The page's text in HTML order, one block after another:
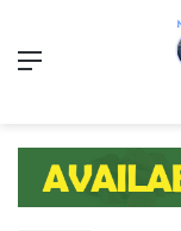
Menu